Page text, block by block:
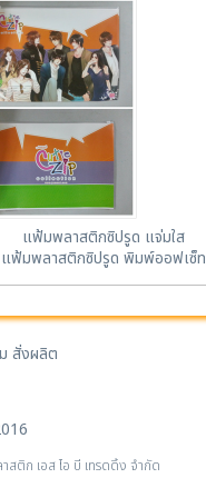
แฟ้มพลาสติกซิปรูด แจ่มใส
แฟ้มพลาสติกซิปรูด พิมพ์ออฟเซ็ท
สั่งผลิต
ติก เอส ไอ บี เทรดดิ้ง จำกัด